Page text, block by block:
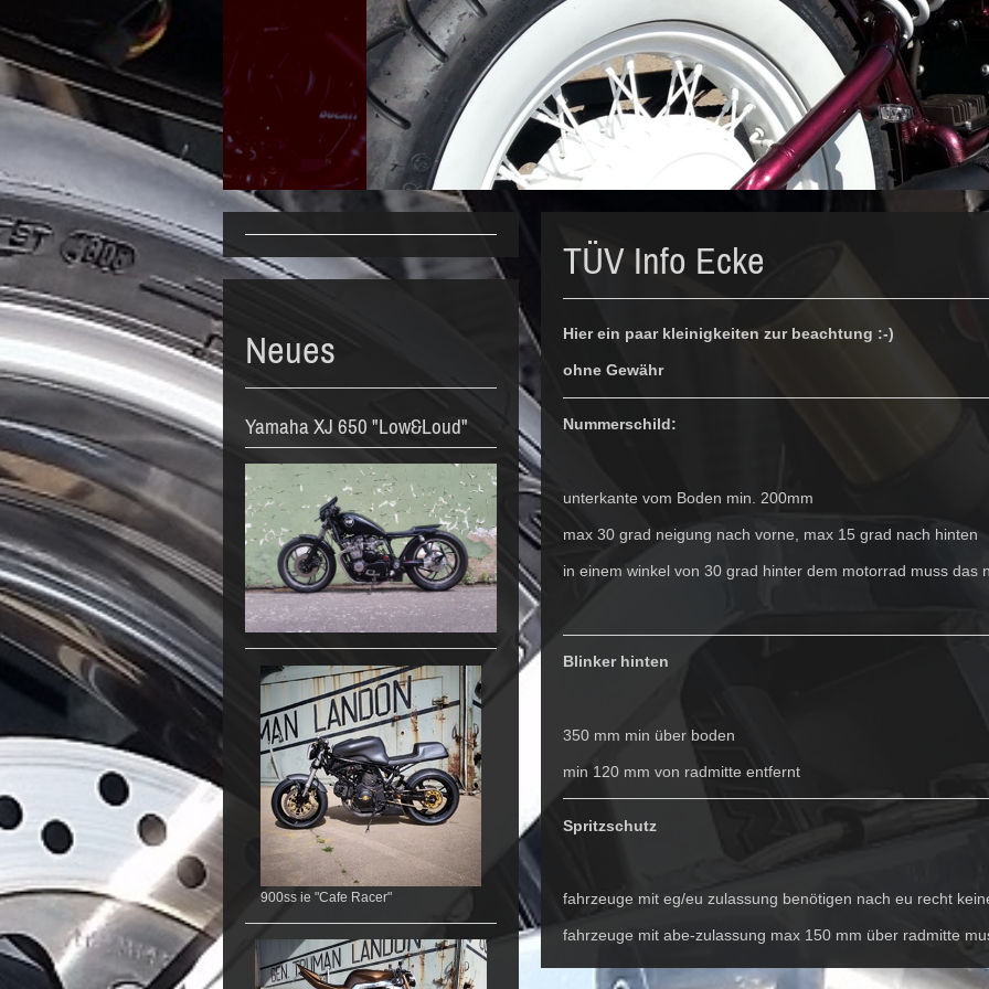
TÜV Info Ecke
Hier ein paar kleinigkeiten zur beachtung :-)
ohne Gewähr
Nummerschild:
unterkante vom Boden min. 200mm
max 30 grad neigung nach vorne, max 15 grad nach hinten
in einem winkel von 30 grad hinter dem motorrad muss das
Blinker hinten
350 mm min über boden
min 120 mm von radmitte entfernt
Spritzschutz
fahrzeuge mit eg/eu zulassung benötigen nach eu recht
fahrzeuge mit abe-zulassung max 150 mm über radmitte
Neues
Yamaha XJ 650 "Low&Loud"
900ss ie "Cafe Racer"